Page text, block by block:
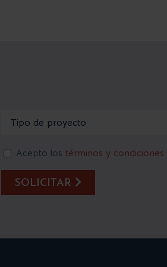
Acepto los términos y condiciones
SOLICITAR